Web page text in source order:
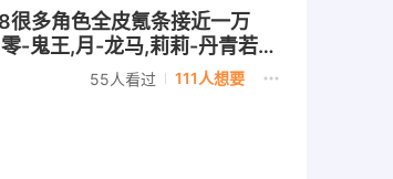
多角色全皮氪条接近一万
-鬼王,月-龙马,莉莉-丹青若
玛丽,小黄-遗失的童话,巫铃
55人看过 111人想要